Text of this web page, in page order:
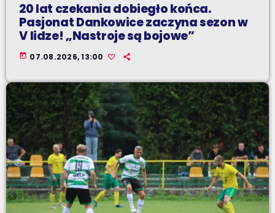
20 lat czekania dobiegło końca.
Pasjonat Dankowice zaczyna sezon w
V lidze! „Nastroje są bojowe”
today 07.08.2026, 13:00